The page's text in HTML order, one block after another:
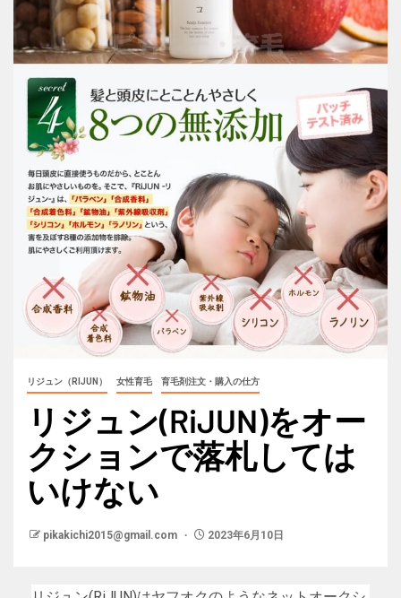
リジュン（RIJUN） 女性育毛 育毛剤注文・購入の仕方
リジュン(RiJUN)をオー
クションで落札しては
いけない
pikakichi2015@gmail.com 2023年6月10日